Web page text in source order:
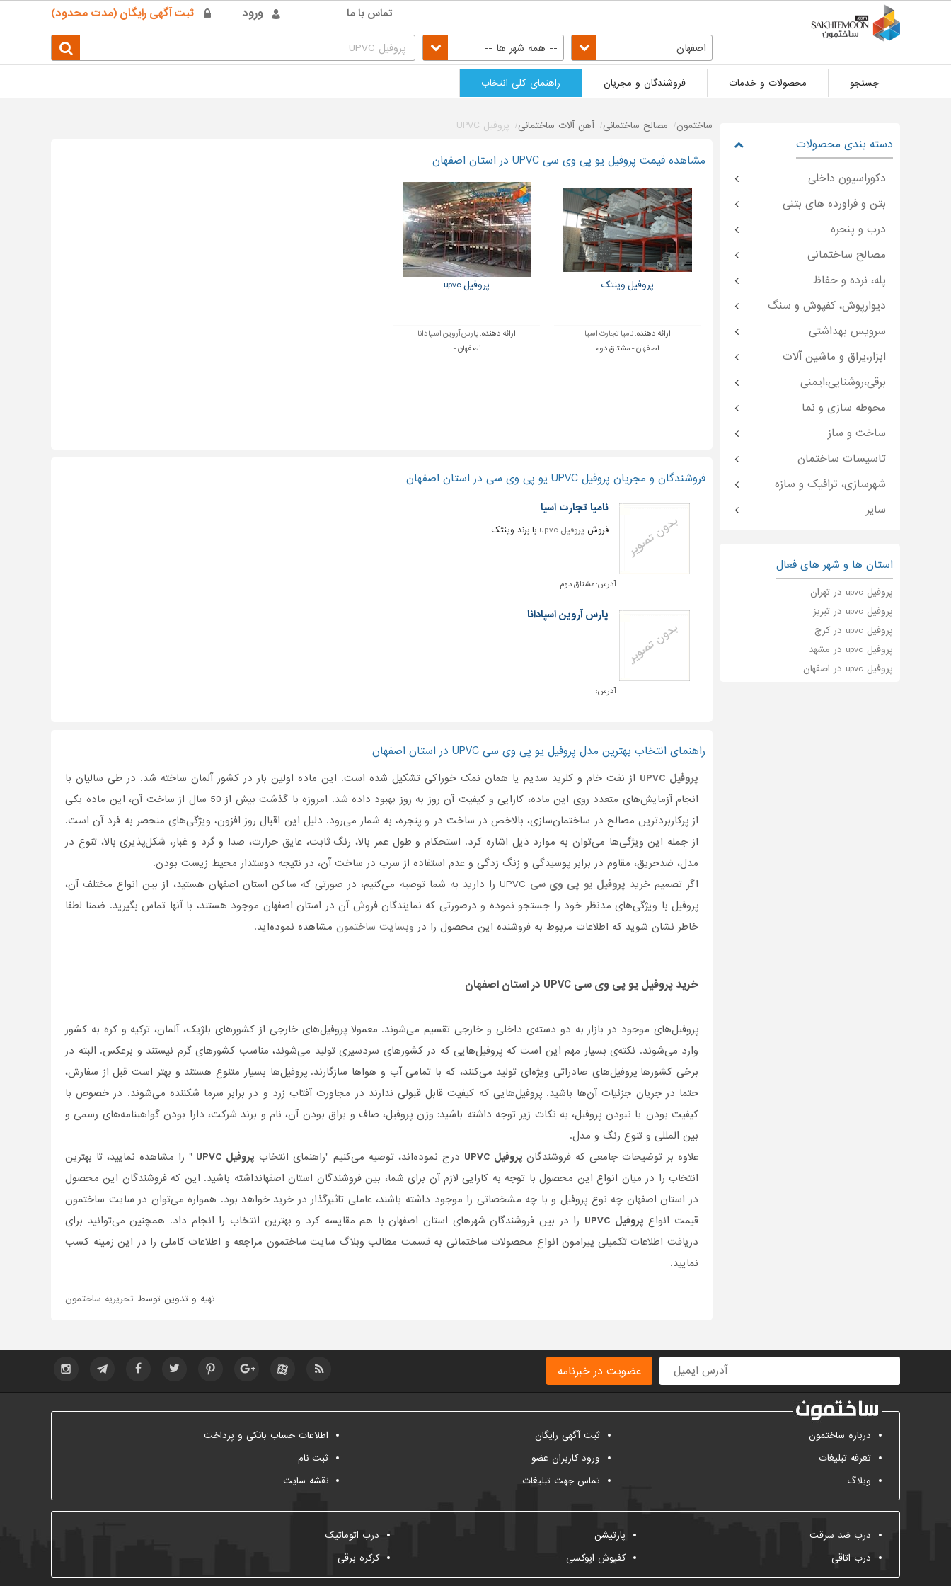
ورود ثبت آگهی رایگان (مدت محدود) تماس با ما
اصفهان -- همه شهر ها --
جستجو محصولات و خدمات فروشندگان و مجریان راهنمای کلی انتخاب
ساختمون مصالح ساختمانی آهن آلات ساختمانی پروفیل UPVC
مشاهده قیمت پروفیل یو پی وی سی UPVC در استان اصفهان
پروفیل وینتک
ارائه دهنده:نامیا تجارت اسیا
اصفهان - مشتاق دوم
پروفیل upvc
ارائه دهنده:پارس آروین اسپادانا
اصفهان -
فروشندگان و مجریان پروفیل UPVC یو پی وی سی در استان اصفهان
نامیا تجارت اسیا
فروش پروفیل upvc با برند وینتک
آدرس:مشتاق دوم
پارس آروین اسپادانا
آدرس:
راهنمای انتخاب بهترین مدل پروفیل یو پی وی سی UPVC در استان اصفهان
پروفیل UPVC
از نفت خام و کلرید سدیم یا همان نمک خوراکی تشکیل شده است. این ماده اولین بار در کشور آلمان ساخته شد. در طی سالیان با
انجام آزمایش‌های متعدد روی این ماده، کارایی و کیفیت آن روز به روز بهبود داده شد. امروزه با گذشت بیش از 50 سال از ساخت آن، این ماده یکی
از پرکاربردترین مصالح در ساختمان‌سازی، بالاخص در ساخت در و پنجره، به شمار می‌رود. دلیل این اقبال روز افزون، ویژگی‌های منحصر به فرد آن است.
از جمله این ویژگی‌ها می‌توان به موارد ذیل اشاره کرد. استحکام و طول عمر بالا، رنگ ثابت، عایق حرارت، صدا و گرد و غبار، شکل‌پذیری بالا، تنوع در
مدل، ضدحریق، مقاوم در برابر پوسیدگی و زنگ زدگی و عدم استفاده از سرب در ساخت آن، در نتیجه دوستدار محیط زیست بودن.
اگر تصمیم خرید پروفیل یو پی وی سی
UPVC را دارید به شما توصیه می‌کنیم، در صورتی که ساکن استان اصفهان هستید، از بین انواع مختلف آن،
پروفیل با ویژگی‌های مدنظر خود را جستجو نموده و درصورتی‌ که نمایندگان فروش آن در استان اصفهان موجود هستند، با آنها تماس بگیرید. ضمنا لطفا
خاطر نشان شوید که اطلاعات مربوط به فروشنده این محصول را در وبسایت ساختمون مشاهده نموده‌اید.
خرید پروفیل یو پی وی سی
پروفیل‌های موجود در بازار به دو دسته‌ی داخلی و خارجی تقسیم می‌شوند. معمولا پروفیل‌های خارجی از کشورهای بلژیک، آلمان، ترکیه و کره به کشور
وارد می‌شوند. نکته‌ی بسیار مهم این است که پروفیل‌هایی که در کشورهای سردسیری تولید می‌شوند، مناسب کشورهای گرم نیستند و برعکس. البته در
برخی کشورها پروفیل‌های صادراتی ویژه‌ای تولید می‌کنند، که با تمامی آب و هواها سازگارند. پروفیل‌ها بسیار متنوع هستند و بهتر است قبل از سفارش،
حتما در جریان جزئیات آن‌ها باشید. پروفیل‌هایی که کیفیت قابل قبولی ندارند در مجاورت آفتاب زرد و در برابر سرما شکننده می‌شوند. در خصوص با
کیفیت بودن یا نبودن پروفیل، به نکات زیر توجه داشته باشید: وزن پروفیل، صاف و براق بودن آن، نام و برند شرکت، دارا بودن گواهینامه‌های رسمی و
بین المللی و تنوع رنگ و مدل.
علاوه بر توضیحات جامعی که فروشندگان پروفیل UPVC درج نموده‌اند، توصیه می‌کنیم "راهنمای انتخاب پروفیل UPVC
" را مشاهده نمایید، تا بهترین
انتخاب را در میان انواع این محصول با توجه به کارایی لازم آن برای شما، بین فروشندگان استان اصفهانداشته باشید. این که فروشندگان این محصول
در استان اصفهان چه نوع پروفیل و با چه مشخصاتی را موجود داشته باشند، عاملی تاثیر‌گذار در خرید خواهد بود. همواره می‌توان در سایت ساختمون
قیمت انواع پروفیل UPVC
را در بین فروشندگان شهرهای استان اصفهان با هم مقایسه کرد و بهترین انتخاب را انجام داد. همچنین می‌توانید برای
دریافت اطلاعات تکمیلی پیرامون انواع محصولات ساختمانی به قسمت مطالب وبلاگ سایت ساختمون مراجعه و اطلاعات کاملی را در این زمینه کسب
نمایید.
تهیه و تدوین توسط تحریریه ساختمون
دسته بندی محصولات
دکوراسیون داخلی
بتن و فراورده های بتنی
درب و پنجره
مصالح ساختمانی
پله، نرده و حفاظ
دیوارپوش، کفپوش و سنگ
سرویس بهداشتی
ابزار،یراق و ماشین آلات
برقی،روشنایی،ایمنی
محوطه سازی و نما
ساخت و ساز
تاسیسات ساختمان
شهرسازی، ترافیک و سازه
سایر
استان ها و شهر های فعال
پروفیل upvc در تهران
پروفیل upvc در تبریز
پروفیل upvc در کرج
پروفیل upvc در مشهد
پروفیل upvc در اصفهان
عضویت در خبرنامه
درباره ساختمون
تعرفه تبلیغات
وبلاگ
ثبت آگهی رایگان
ورود کاربران عضو
تماس جهت تبلیغات
اطلاعات حساب بانکی و پرداخت
ثبت نام
نقشه سایت
درب ضد سرقت
درب اتاقی
پارتیشن
کفپوش اپوکسی
درب اتوماتیک
کرکره برقی